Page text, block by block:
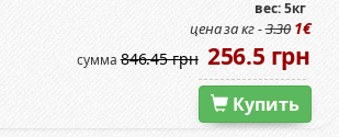
вес: 5кг
цена за кг -3.30 1€
сумма846.45 грн 256.5 грн
Купить